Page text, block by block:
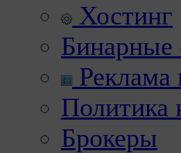
Хостинг
Бинарные
Реклама
Политика
Брокеры